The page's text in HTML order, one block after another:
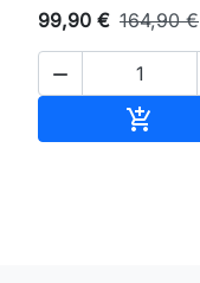
99,90 € 164,90 €

